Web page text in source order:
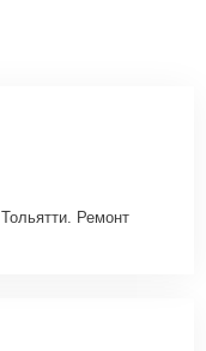
Ремонт